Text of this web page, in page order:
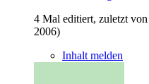
4 Mal editiert, zuletzt von
2006)
Inhalt melden